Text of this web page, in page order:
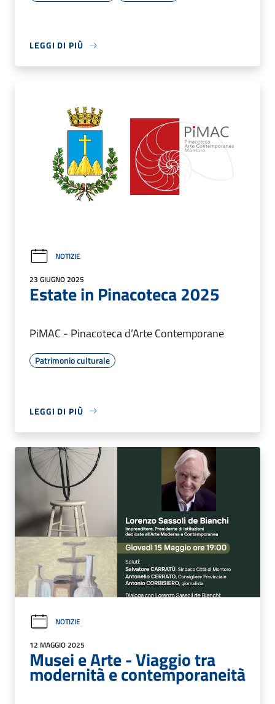
LEGGI DI PIÙ
NOTIZIE
23 GIUGNO 2025
Estate in Pinacoteca 2025
PiMAC - Pinacoteca d’Arte Contemporane
Patrimonio culturale
LEGGI DI PIÙ
NOTIZIE
12 MAGGIO 2025
Musei e Arte - Viaggio tra
modernità e contemporaneità